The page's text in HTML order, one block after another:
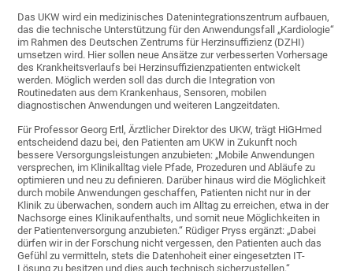
Das UKW wird ein medizinisches Datenintegrationszentrum aufbauen,
das die technische Unterstützung für den Anwendungsfall „Kardiologie“
im Rahmen des Deutschen Zentrums für Herzinsuffizienz (DZHI)
umsetzen wird. Hier sollen neue Ansätze zur verbesserten Vorhersage
des Krankheitsverlaufs bei Herzinsuffizienzpatienten entwickelt
werden. Möglich werden soll das durch die Integration von
Routinedaten aus dem Krankenhaus, Sensoren, mobilen
diagnostischen Anwendungen und weiteren Langzeitdaten.
Für Professor Georg Ertl, Ärztlicher Direktor des UKW, trägt HiGHmed
entscheidend dazu bei, den Patienten am UKW in Zukunft noch
bessere Versorgungsleistungen anzubieten: „Mobile Anwendungen
versprechen, im Klinikalltag viele Pfade, Prozeduren und Abläufe zu
optimieren und neu zu definieren. Darüber hinaus wird die Möglichkeit
durch mobile Anwendungen geschaffen, Patienten nicht nur in der
Klinik zu überwachen, sondern auch im Alltag zu erreichen, etwa in der
Nachsorge eines Klinikaufenthalts, und somit neue Möglichkeiten in
der Patientenversorgung anzubieten.“ Rüdiger Pryss ergänzt: „Dabei
dürfen wir in der Forschung nicht vergessen, den Patienten auch das
Gefühl zu vermitteln, stets die Datenhoheit einer eingesetzten IT-
Lösung zu besitzen und dies auch technisch sicherzustellen.“